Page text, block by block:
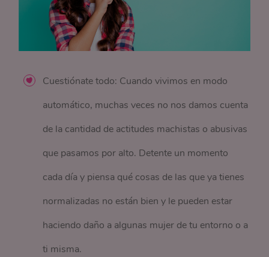
Cuestiónate todo: Cuando vivimos en modo
automático, muchas veces no nos damos cuenta
de la cantidad de actitudes machistas o abusivas
que pasamos por alto. Detente un momento
cada día y piensa qué cosas de las que ya tienes
normalizadas no están bien y le pueden estar
haciendo daño a algunas mujer de tu entorno o a
ti misma.